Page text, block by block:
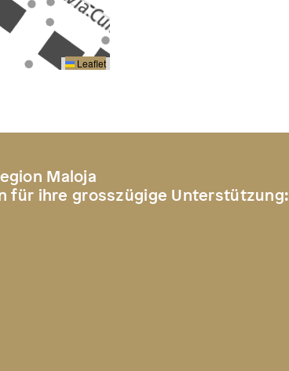
Leaflet
Maloja
für ihre grosszügige Unterstützung: